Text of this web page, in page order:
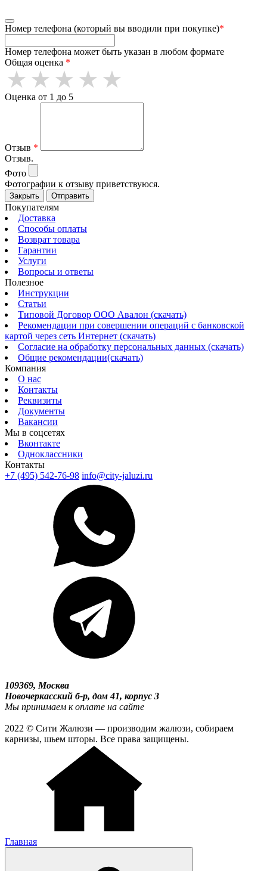
Номер телефона (который вы вводили при покупке)*
Номер телефона может быть указан в любом формате
Общая оценка *
Оценка от 1 до 5
Отзыв *
Отзыв.
Фото
Фотографии к отзыву приветствуюся.
Закрыть Отправить
Покупателям
Доставка
Способы оплаты
Возврат товара
Гарантии
Услуги
Вопросы и ответы
Полезное
Инструкции
Статьи
Типовой Договор ООО Авалон (скачать)
Рекомендации при совершении операций с банковской
картой через сеть Интернет (скачать)
Согласие на обработку персональных данных (скачать)
Общие рекомендации(скачать)
Компания
О нас
Контакты
Реквизиты
Документы
Вакансии
Мы в соцсетях
Вконтакте
Одноклассники
Контакты
+7 (495) 542-76-98 info@city-jaluzi.ru
109369, Москва
Новочеркасский б-р, дом 41, корпус 3
Мы принимаем к оплате на сайте
2022 © Сити Жалюзи — производим жалюзи, собираем
карнизы, шьем шторы. Все права защищены.
Главная